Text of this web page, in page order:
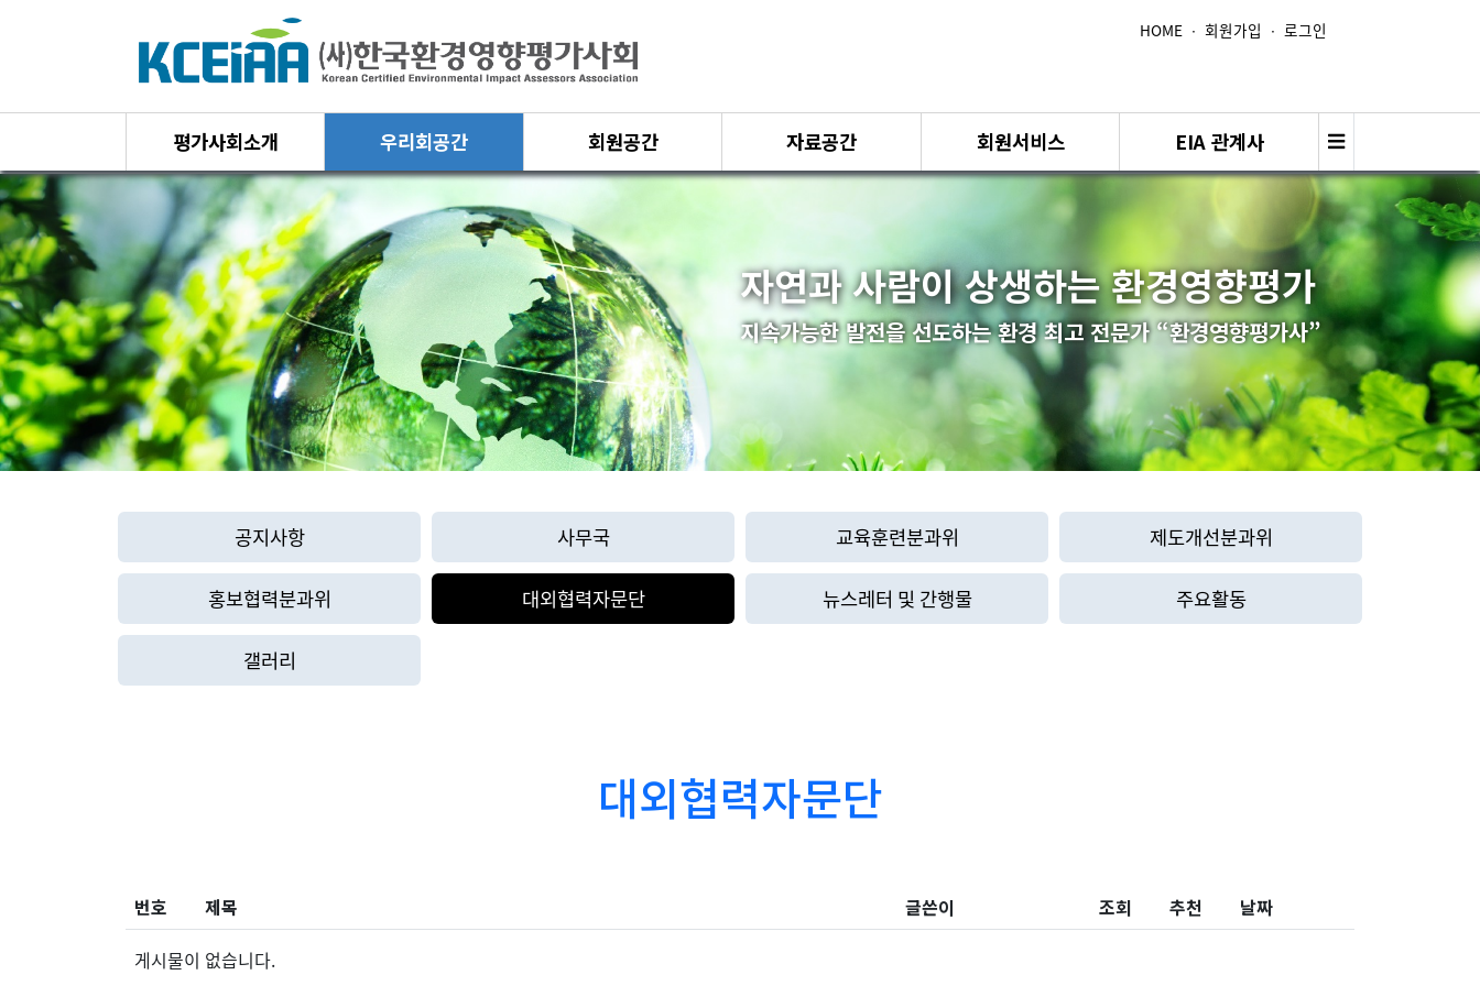
HOME ∙ 회원가입 ∙ 로그인
평가사회소개 우리회공간 회원공간 자료공간 회원서비스 EIA 관계사
자연과 사람이 상생하는 환경영향평가
지속가능한 발전을 선도하는 환경 최고 전문가 “환경영향평가사”
공지사항 사무국 교육훈련분과위 제도개선분과위
홍보협력분과위 대외협력자문단 뉴스레터 및 간행물 주요활동
갤러리
대외협력자문단
번호 제목 글쓴이 조회 추천
날짜
게시물이 없습니다.